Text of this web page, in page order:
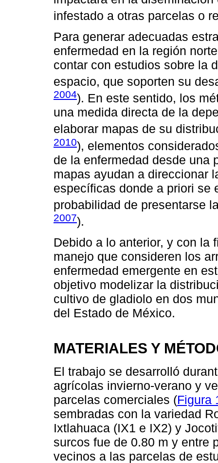
infestado a otras parcelas o
Para generar adecuadas
enfermedad en la región
contar con estudios sobre la
espacio, que soporten su
2004). En este sentido, los
una medida directa de la
elaborar mapas de su
2010), elementos
de la enfermedad desde una
mapas ayudan a direccionar
específicas donde a priori se
probabilidad de presentarse
2007).
Debido a lo anterior, y con la
manejo que consideren los
enfermedad emergente en
objetivo modelizar la
cultivo de gladiolo en dos
del Estado de México.
MATERIALES Y
El trabajo se desarrolló
agrícolas invierno-verano y
parcelas comerciales (Figura
sembradas con la variedad
Ixtlahuaca (IX1 e IX2) y
surcos fue de 0.80 m y entre
vecinos a las parcelas de